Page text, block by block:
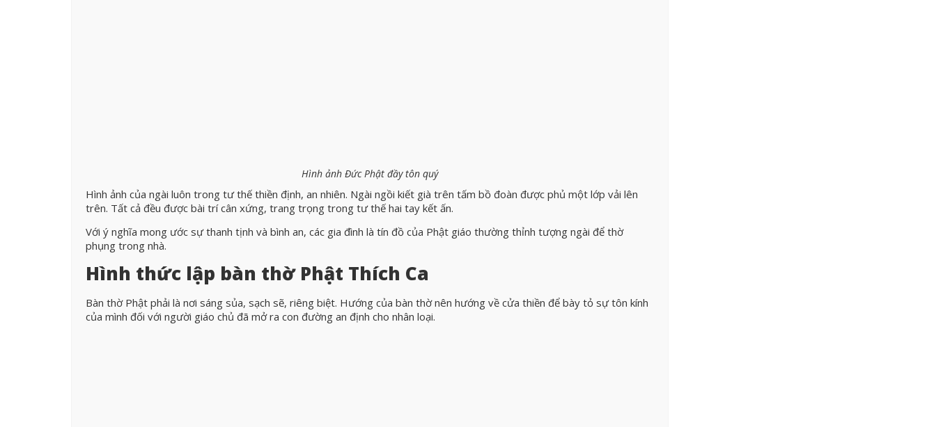
Hình ảnh Đức Phật đầy tôn quý
Hình ảnh của ngài luôn trong tư thế thiền định, an nhiên. Ngài ngồi kiết già trên tấm bồ đoàn được phủ một lớp vải lên
trên. Tất cả đều được bài trí cân xứng, trang trọng trong tư thế hai tay kết ấn.
Với ý nghĩa mong ước sự thanh tịnh và bình an, các gia đình là tín đồ của Phật giáo thường thỉnh tượng ngài để thờ
phụng trong nhà.
Hình thức lập bàn thờ Phật Thích Ca
Bàn thờ Phật phải là nơi sáng sủa, sạch sẽ, riêng biệt. Hướng của bàn thờ nên hướng về cửa thiền để bày tỏ sự tôn kính
của mình đối với người giáo chủ đã mở ra con đường an định cho nhân loại.